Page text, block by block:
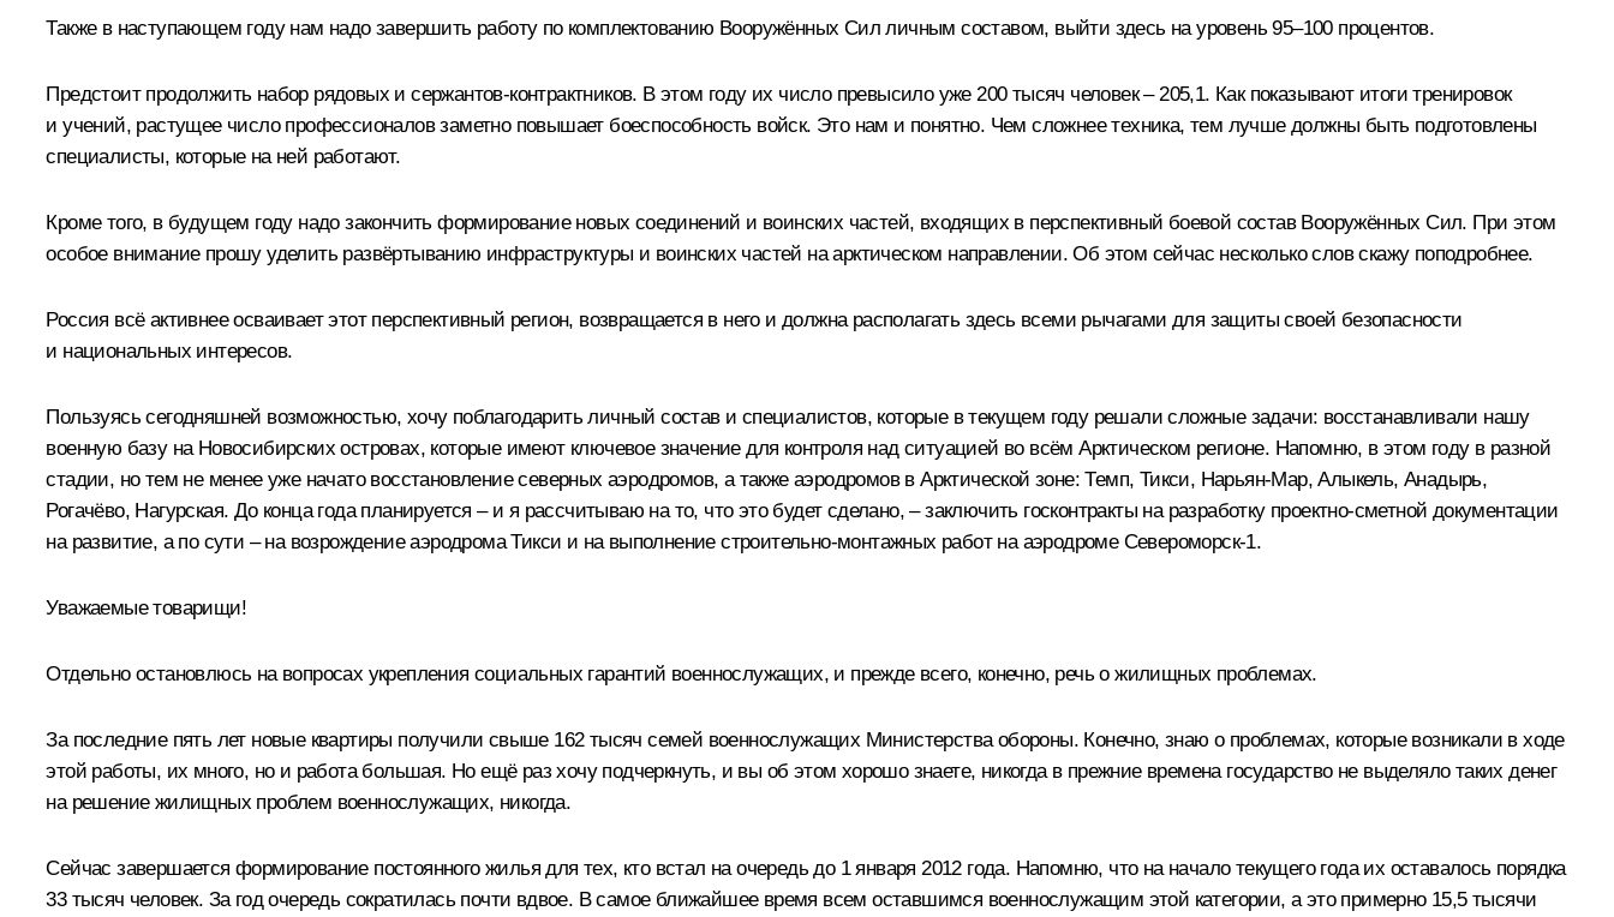
Также в наступающем году нам надо завершить работу по комплектованию Вооружённых Сил личным составом, выйти здесь на уровень 95–100 процентов.
Предстоит продолжить набор рядовых и сержантов-контрактников. В этом году их число превысило уже 200 тысяч человек – 205,1. Как показывают итоги тренировок
и учений, растущее число профессионалов заметно повышает боеспособность войск. Это нам и понятно. Чем сложнее техника, тем лучше должны быть подготовлены
специалисты, которые на ней работают.
Кроме того, в будущем году надо закончить формирование новых соединений и воинских частей, входящих в перспективный боевой состав Вооружённых Сил. При этом
особое внимание прошу уделить развёртыванию инфраструктуры и воинских частей на арктическом направлении. Об этом сейчас несколько слов скажу поподробнее.
Россия всё активнее осваивает этот перспективный регион, возвращается в него и должна располагать здесь всеми рычагами для защиты своей безопасности
и национальных интересов.
Пользуясь сегодняшней возможностью, хочу поблагодарить личный состав и специалистов, которые в текущем году решали сложные задачи: восстанавливали нашу
военную базу на Новосибирских островах, которые имеют ключевое значение для контроля над ситуацией во всём Арктическом регионе. Напомню, в этом году в разной
стадии, но тем не менее уже начато восстановление северных аэродромов, а также аэродромов в Арктической зоне: Темп, Тикси, Нарьян-Мар, Алыкель, Анадырь,
Рогачёво, Нагурская. До конца года планируется – и я рассчитываю на то, что это будет сделано, – заключить госконтракты на разработку проектно-сметной документации
на развитие, а по сути – на возрождение аэродрома Тикси и на выполнение строительно-монтажных работ на аэродроме Североморск-1.
Уважаемые товарищи!
Отдельно остановлюсь на вопросах укрепления социальных гарантий военнослужащих, и прежде всего, конечно, речь о жилищных проблемах.
За последние пять лет новые квартиры получили свыше 162 тысяч семей военнослужащих Министерства обороны. Конечно, знаю о проблемах, которые возникали в ходе
этой работы, их много, но и работа большая. Но ещё раз хочу подчеркнуть, и вы об этом хорошо знаете, никогда в прежние времена государство не выделяло таких денег
на решение жилищных проблем военнослужащих, никогда.
Сейчас завершается формирование постоянного жилья для тех, кто встал на очередь до 1 января 2012 года. Напомню, что на начало текущего года их оставалось порядка
33 тысяч человек. За год очередь сократилась почти вдвое. В самое ближайшее время всем оставшимся военнослужащим этой категории, а это примерно 15,5 тысячи